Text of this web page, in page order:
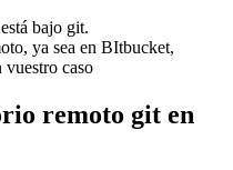
bajo git.
ya sea en BItbucket,
caso
remoto git en